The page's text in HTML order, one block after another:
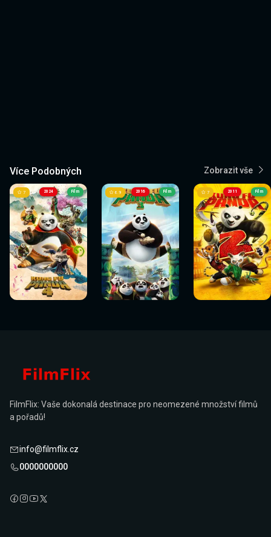
Více Podobných Zobrazit vše
2024
Sledovat
nyní
7 Film
Sledovat
nyní
2016
Sledovat
nyní
6.9 Film
Sledovat
nyní
2011
Sledovat
nyní
7 Film
Sledovat
nyní
FilmFlix: Vaše dokonalá destinace pro neomezené množství filmů
a pořadů!
info@filmflix.cz
0000000000